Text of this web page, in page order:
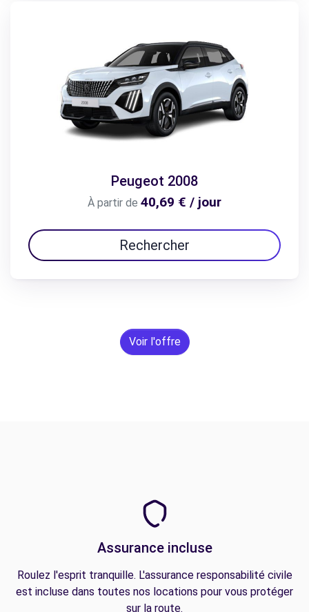
Peugeot 2008
À partir de 40,69 € / jour
Rechercher
Voir l'offre
Assurance incluse
Roulez l'esprit tranquille. L'assurance responsabilité civile
est incluse dans toutes nos locations pour vous protéger
sur la route.